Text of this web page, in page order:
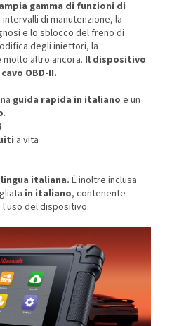
ampia gamma di funzioni di
di manutenzione, la
e lo sblocco del freno di
degli iniettori, la
altro ancora. Il dispositivo
OBD-II.
guida rapida in italiano e un
.
a vita
italiana. È inoltre inclusa
in italiano, contenente
del dispositivo.